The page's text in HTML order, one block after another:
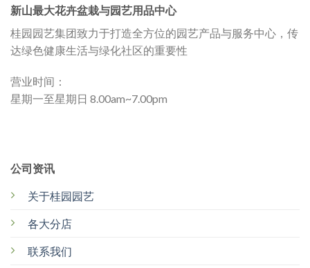
新山最大花卉盆栽与园艺用品中心
桂园园艺集团致力于打造全方位的园艺产品与服务中心，传
达绿色健康生活与绿化社区的重要性
营业时间：
星期一至星期日 8.00am~7.00pm
公司资讯
关于桂园园艺
各大分店
联系我们